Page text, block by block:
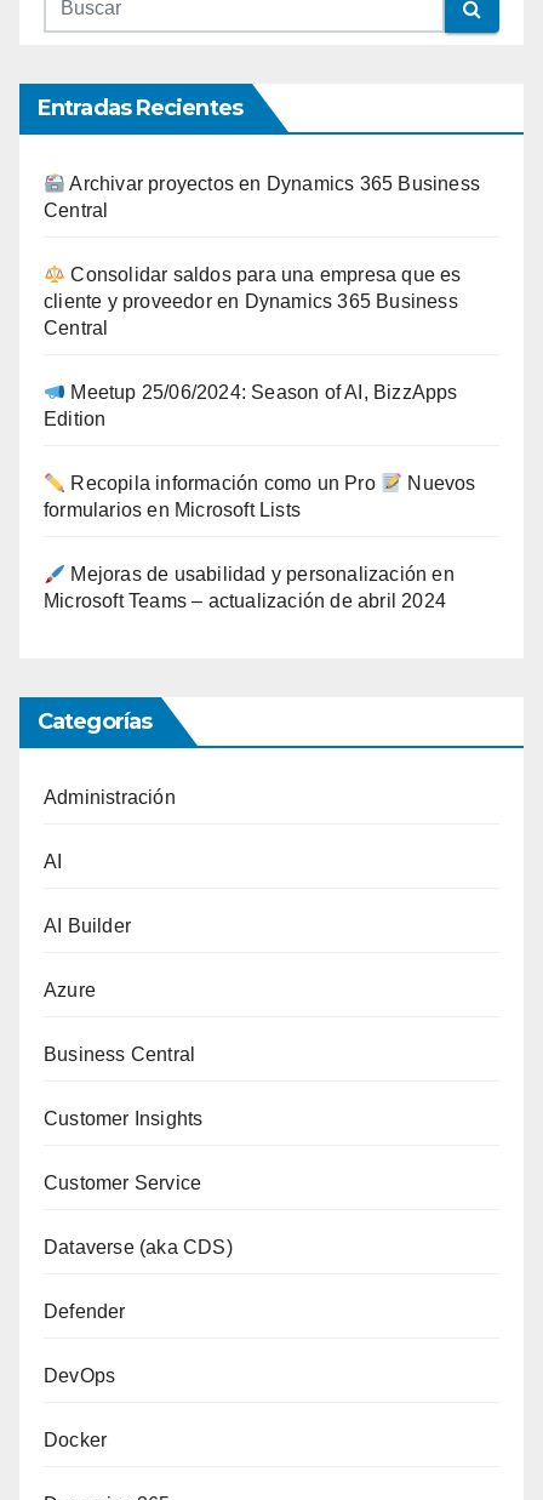
Entradas Recientes
Archivar proyectos en Dynamics 365 Business
Central
Consolidar saldos para una empresa que es
cliente y proveedor en Dynamics 365 Business
Central
Meetup 25/06/2024: Season of AI, BizzApps
Edition
Recopila información como un Pro
Nuevos
formularios en Microsoft Lists
Mejoras de usabilidad y personalización en
Microsoft Teams – actualización de abril 2024
Categorías
Administración
AI
AI Builder
Azure
Business Central
Customer Insights
Customer Service
Dataverse (aka CDS)
Defender
DevOps
Docker